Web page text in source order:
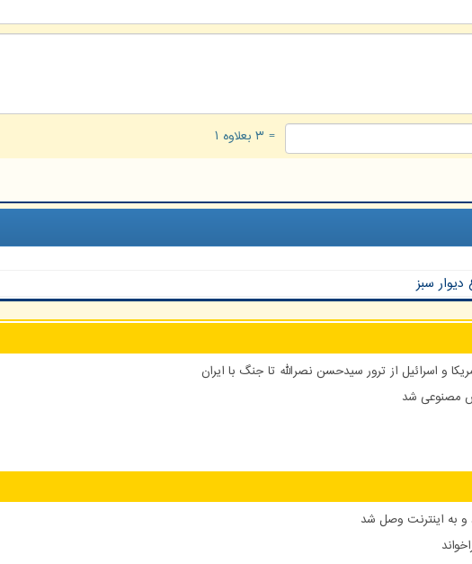
= ۳ بعلاوه ۱
سبز
و اسرائیل از ترور سیدحسن نصرالله تا جنگ با ایران
و به اینترنت وصل شد